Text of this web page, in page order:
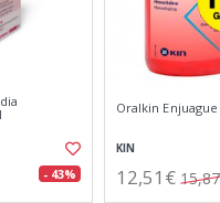
- 43%
Oralkin
KIN
12,51€